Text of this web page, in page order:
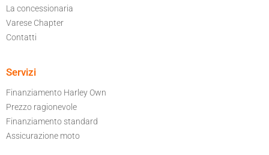
La concessionaria
Varese Chapter
Contatti
Servizi
Finanziamento Harley Own
Prezzo ragionevole
Finanziamento standard
Assicurazione moto